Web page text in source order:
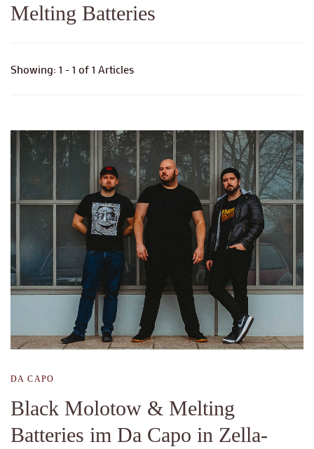
Melting Batteries
Showing: 1 - 1 of 1 Articles
DA CAPO
Black Molotow & Melting
Batteries im Da Capo in Zella-